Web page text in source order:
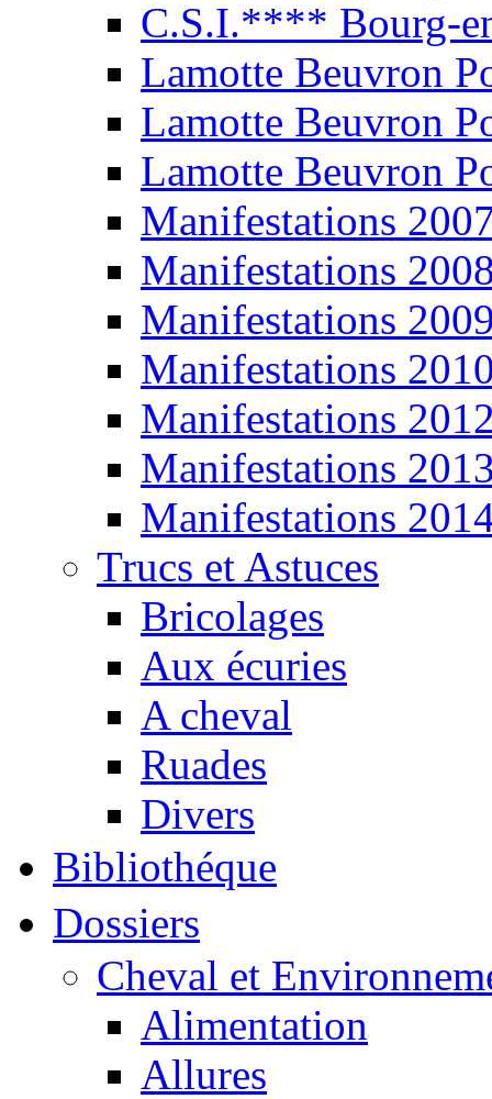
C.S.I.**** Bourg-
Lamotte Beuvron
Lamotte Beuvron
Lamotte Beuvron
Manifestations
Manifestations
Manifestations
Manifestations
Manifestations
Manifestations
Manifestations
Trucs et Astuces
Bricolages
Aux écuries
A cheval
Ruades
Divers
Bibliothéque
Dossiers
Cheval et
Alimentation
Allures